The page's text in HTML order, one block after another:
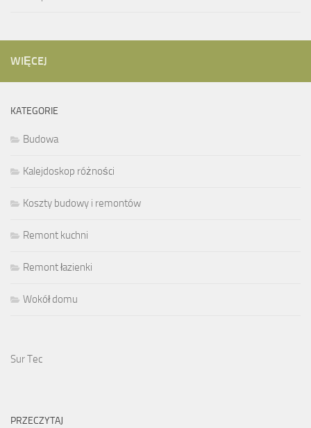
WIĘCEJ
KATEGORIE
Budowa
Kalejdoskop różności
Koszty budowy i remontów
Remont kuchni
Remont łazienki
Wokół domu
Sur Tec
PRZECZYTAJ